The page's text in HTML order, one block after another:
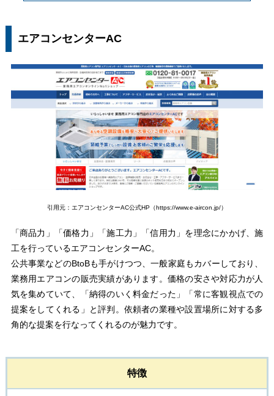
エアコンセンターAC
引用元：エアコンセンターAC公式HP（https://www.e-aircon.jp/）
「商品力」「価格力」「施工力」「信用力」を理念にかかげ、施
工を行っているエアコンセンターAC。
公共事業などのBtoBも手がけつつ、一般家庭もカバーしており、
業務用エアコンの販売実績があります。価格の安さや対応力が人
気を集めていて、「納得のいく料金だった」「常に客観視点での
提案をしてくれる」と評判。依頼者の業種や設置場所に対する多
角的な提案を行なってくれるのが魅力です。
特徴